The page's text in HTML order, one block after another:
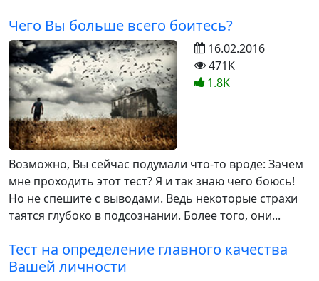
Чего Вы больше всего боитесь?
Возможно, Вы сейчас подумали что-то вроде: Зачем
мне проходить этот тест? Я и так знаю чего боюсь!
Но не спешите с выводами. Ведь некоторые страхи
таятся глубоко в подсознании. Более того, они...
16.02.2016
471K
1.8K
Тест на определение главного качества
Вашей личности